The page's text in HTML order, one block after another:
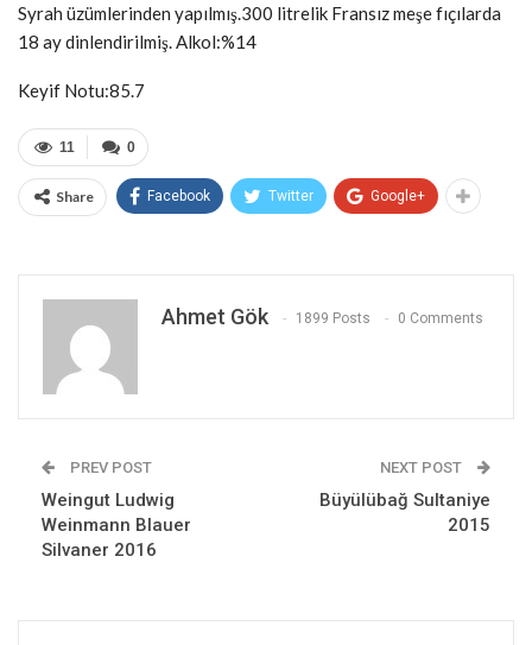
Syrah üzümlerinden yapılmış.300 litrelik Fransız meşe fıçılarda
18 ay dinlendirilmiş. Alkol:%14
Keyif Notu:85.7
0
11
Share Facebook Twitter Google+
Ahmet Gök 1899 Posts 0 Comments
PREV POST
Weingut Ludwig
Weinmann Blauer
Silvaner 2016
NEXT POST
Büyülübağ Sultaniye
2015